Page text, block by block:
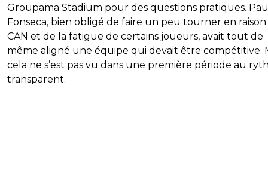
Groupama Stadium pour des questions pratiques.
Fonseca, bien obligé de faire un peu tourner en
CAN et de la fatigue de certains joueurs, avait tout de
même aligné une équipe qui devait être compétitive.
cela ne s’est pas vu dans une première période au
transparent.